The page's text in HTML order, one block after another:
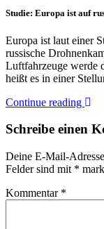
Studie: Europa ist auf
Europa ist laut einer
russische
Luftfahrzeuge werde
heißt es in einer
Continue reading
Schreibe einen
Deine E-Mail-
Felder sind mit *
Kommentar *